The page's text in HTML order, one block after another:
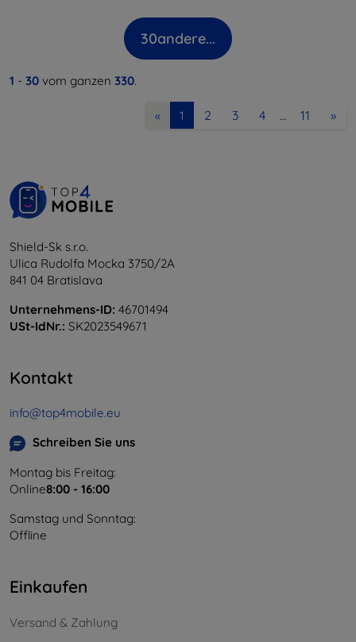
30andere...
1 - 30 vom ganzen 330.
« 1 2 3 4 … 11 »
Shield-Sk s.r.o.
Ulica Rudolfa Mocka 3750/2A
841 04 Bratislava
Unternehmens-ID: 46701494
USt-IdNr.: SK2023549671
Kontakt
info@top4mobile.eu
Schreiben Sie uns
Montag bis Freitag:
Online8:00 - 16:00
Samstag und Sonntag:
Offline
Einkaufen
Versand & Zahlung